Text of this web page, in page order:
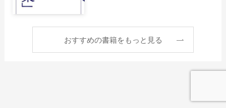
おすすめの書籍をもっと見る